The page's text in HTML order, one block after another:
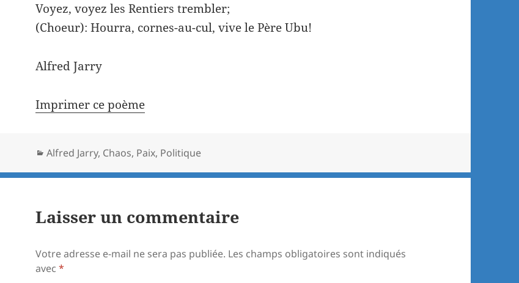
Voyez, voyez les Rentiers trembler;
(Choeur): Hourra, cornes-au-cul, vive le Père Ubu!
Alfred Jarry
Imprimer ce poème
Catégories
Alfred Jarry, Chaos, Paix, Politique
Laisser un commentaire
Votre adresse e-mail ne sera pas publiée. Les champs obligatoires sont indiqués
avec*